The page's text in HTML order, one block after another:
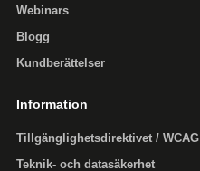
Webinars
Blogg
Kundberättelser
Information
Tillgänglighets­direktivet / WCAG
Teknik- och datasäkerhet